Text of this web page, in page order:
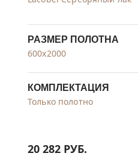
РАЗМЕР ПОЛОТНА
600x2000
КОМПЛЕКТАЦИЯ
Только полотно
20 282 РУБ.